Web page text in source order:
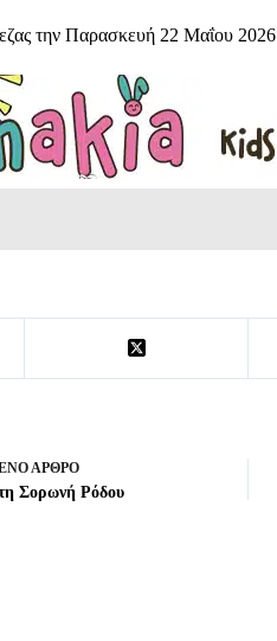
την Παρασκευή 22 Μαΐου 2026
ΆΡΘΡΟ
Σορωνή Ρόδου